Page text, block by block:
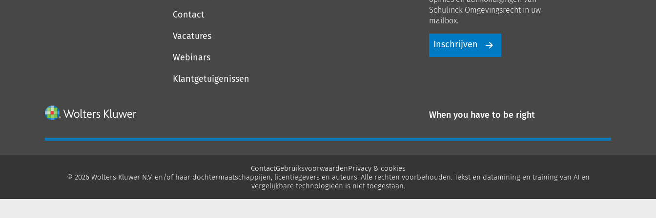
Contact
Vacatures
Webinars
Klantgetuigenissen
Schulinck Omgevingsrecht in uw
mailbox.
Inschrijven
When you have to be right
ContactGebruiksvoorwaardenPrivacy & cookies
© 2026 Wolters Kluwer N.V. en/of haar dochtermaatschappijen, licentiegevers en auteurs. Alle rechten voorbehouden. Tekst en datamining en training van AI en
vergelijkbare technologieën is niet toegestaan.